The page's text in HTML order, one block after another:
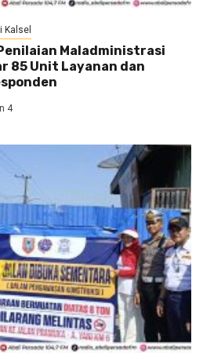
Kalsel
Maladministrasi
85 Unit Layanan dan
4